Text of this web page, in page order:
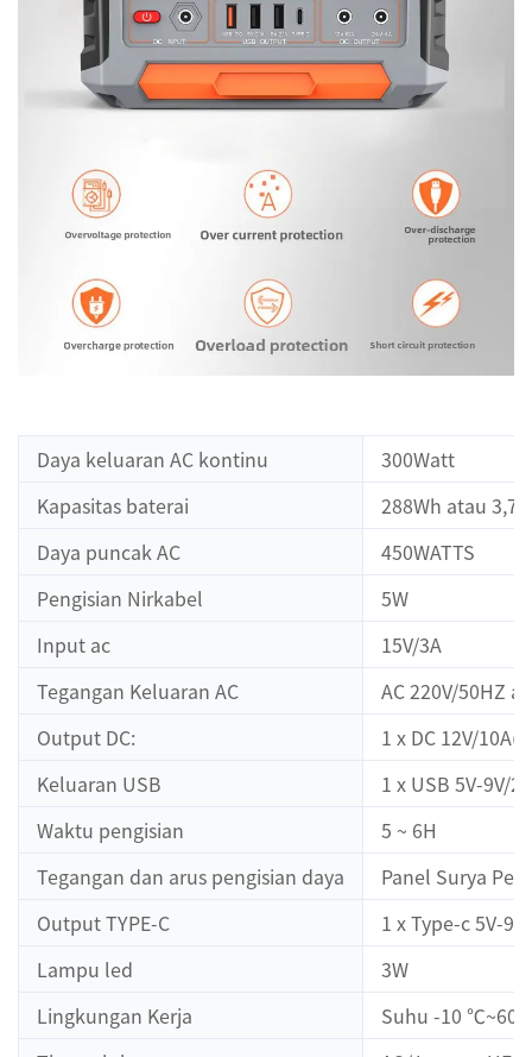
Daya keluaran AC kontinu
300Watt
Kapasitas baterai
288Wh atau
Daya puncak AC
450WATTS
Pengisian Nirkabel
5W
Input ac
15V/3A
Tegangan Keluaran AC
AC 220V/50HZ
Output DC:
1 x DC 12V/
Keluaran USB
1 x USB 5V-9V/
Waktu pengisian
5 ~ 6H
Tegangan dan arus pengisian daya
Panel Surya
Output TYPE-C
1 x Type-c 5V-
Lampu led
3W
Lingkungan Kerja
Suhu -10